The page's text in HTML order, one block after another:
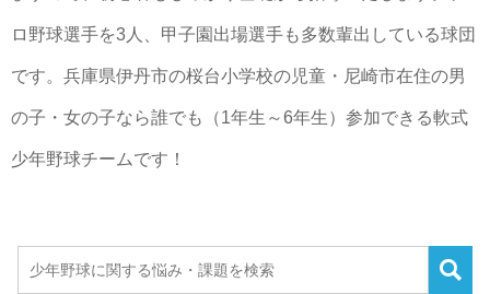
ロ野球選手を3人、甲子園出場選手も多数輩出している球団
です。兵庫県伊丹市の桜台小学校の児童・尼崎市在住の男
の子・女の子なら誰でも（1年生～6年生）参加できる軟式
少年野球チームです！